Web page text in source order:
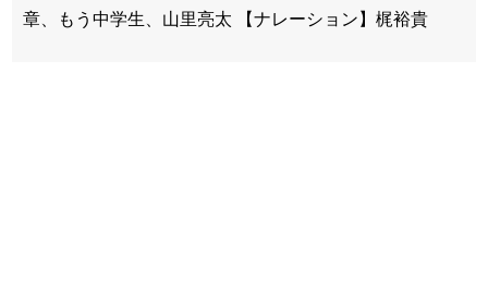
章、もう中学生、山里亮太 【ナレーション】梶裕貴